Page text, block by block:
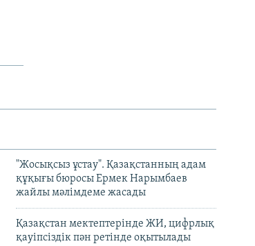
"Жосықсыз ұстау". Қазақстанның адам
құқығы бюросы Ермек Нарымбаев
жайлы мәлімдеме жасады
Қазақстан мектептерінде ЖИ, цифрлық
қауіпсіздік пән ретінде оқытылады